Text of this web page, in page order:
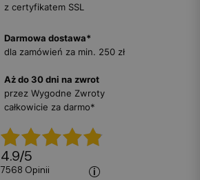
z certyfikatem SSL
Darmowa dostawa*
dla zamówień za min. 250 zł
Aż do 30 dni na zwrot
przez Wygodne Zwroty
całkowicie za darmo*
4.9/5
7568 opinii